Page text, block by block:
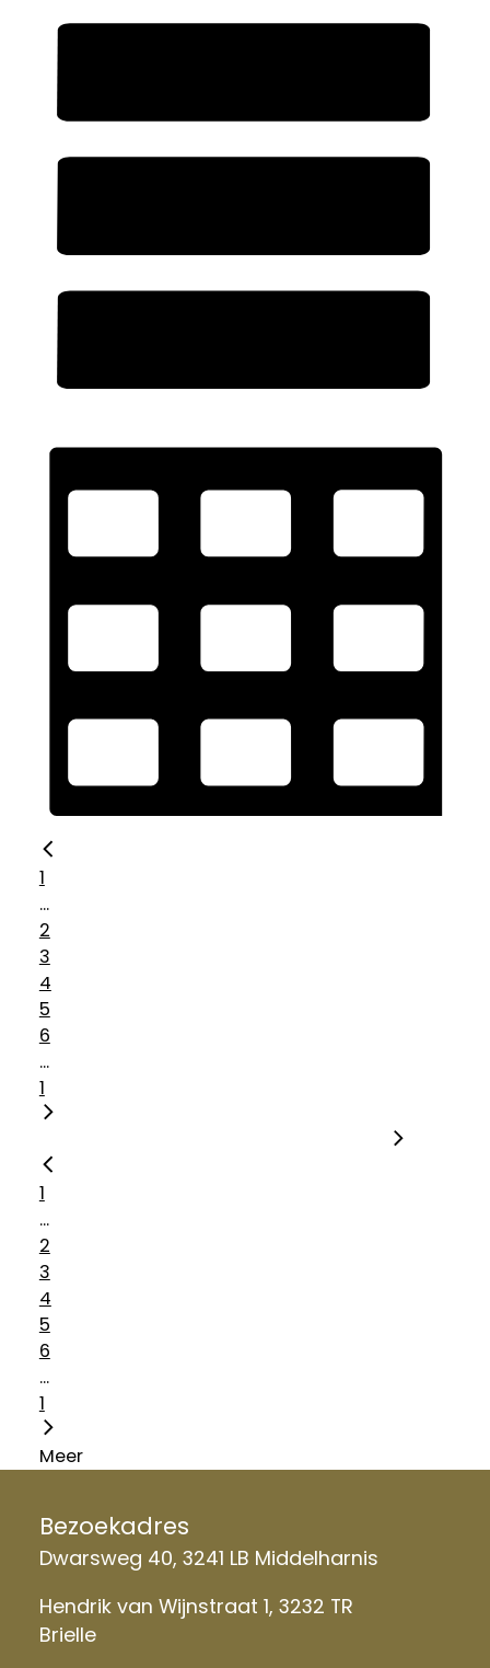
1
...
2
3
4
5
6
...
1
1
...
2
3
4
5
6
...
1
Meer
Bezoekadres
Dwarsweg 40, 3241 LB Middelharnis
Hendrik van Wijnstraat 1, 3232 TR
Brielle